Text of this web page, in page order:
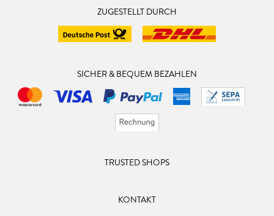
ZUGESTELLT DURCH
SICHER & BEQUEM BEZAHLEN
TRUSTED SHOPS
KONTAKT